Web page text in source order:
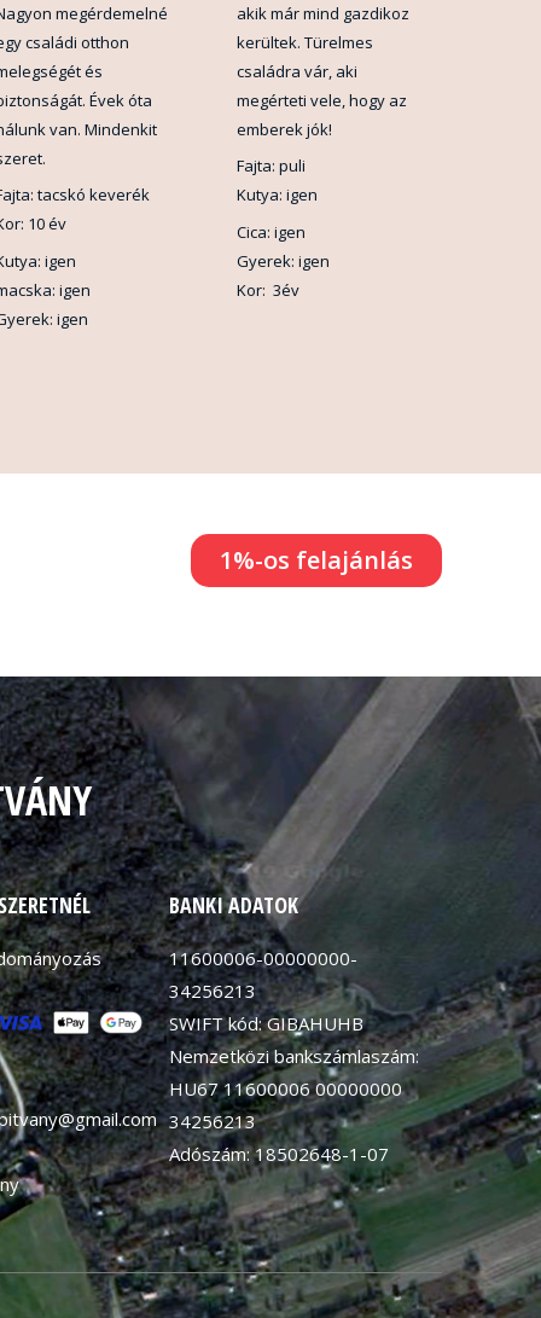
megérdemelné
családi otthon
és
Évek óta
van. Mindenkit
tacskó keverék
10 év
igen
igen
igen
akik már mind gazdikoz
kerültek. Türelmes
családra vár, aki
megérteti vele, hogy az
emberek jók!
Fajta: puli
Kutya: igen
Cica: igen
Gyerek: igen
Kor: 3év
1%-os felajánlás
BANKI ADATOK
11600006-00000000-
34256213
SWIFT kód: GIBAHUHB
Nemzetközi bankszámlaszám:
HU67 11600006 00000000
34256213
Adószám: 18502648-1-07